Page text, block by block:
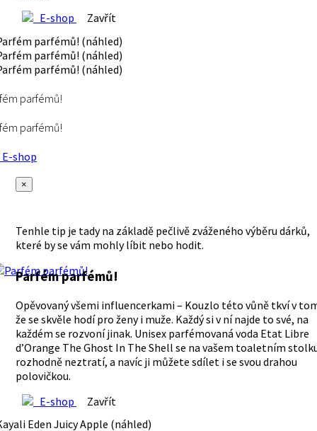
E-shop
Zavřít
parfémů!
parfémů!
shop
×
Tenhle tip je tady na základě pečlivě zváženého výběru dárků,
které by se vám mohly líbit nebo hodit.
Parfém parfémů!
Opěvovaný všemi influencerkami – Kouzlo této vůně tkví v
že se skvěle hodí pro ženy i muže. Každý si v ní najde to své, na
každém se rozvoní jinak. Unisex parfémovaná voda Etat Libre
d’Orange The Ghost In The Shell se na vašem toaletním
rozhodně neztratí, a navíc ji můžete sdílet i se svou drahou
polovičkou.
E-shop
Zavřít